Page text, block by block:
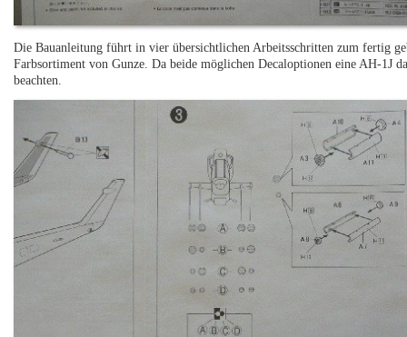
Die Bauanleitung führt in vier übersichtlichen Arbeitsschritten zum fertig
Farbsortiment von Gunze. Da beide möglichen Decaloptionen eine AH-1J
beachten.